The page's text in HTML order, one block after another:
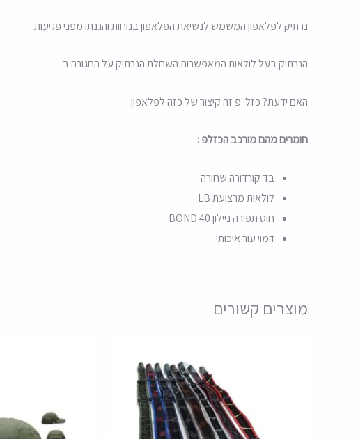
נרתיק לפלאפון המשמש לנשיאת הפלאפון בנוחות והגנתו מפני פגיעות.
הנרתיק בעל לולאות המאפשרות השחלת הנרתיק על החגורה ב'.
האם ידעת? כזל"פ זה קיצור של כזה לפלאפון
חומרים מהם מורכב הכזלפ :
בד קורדורה שחורה
לולאות מרצועת LB
חוט תפירה ניילון BOND 40
דמוי עור איכותי
מוצרים קשורים